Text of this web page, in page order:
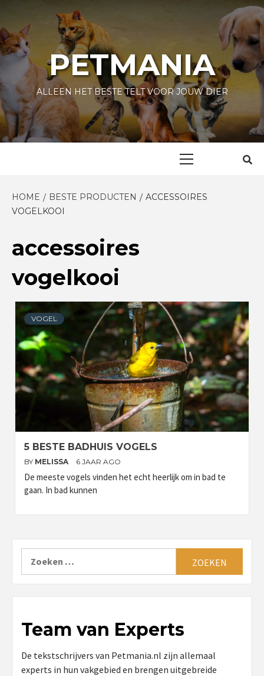
content
PETMANIA
ALLEEN HET BESTE TELT VOOR JOUW DIER
HOME BESTE PRODUCTEN
ACCESSOIRES
VOGELKOOI
accessoires
vogelkooi
VOGEL
5 BESTE BADHUIS VOGELS
BY MELISSA 6 JAAR AGO
De meeste vogels vinden het echt heerlijk om in bad te
gaan. In bad kunnen
Team van Experts
De tekstschrijvers van Petmania.nl zijn allemaal
experts in hun vakgebied en brengen uitgebreide